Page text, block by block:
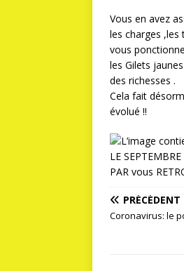
Vous en avez
les charges
vous
les Gilets
des richesses .
Cela fait
évolué !!
PRÉCÉDENT
Coronavirus: le